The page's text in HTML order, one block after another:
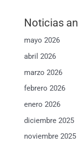
Noticias
mayo 2026
abril 2026
marzo 2026
febrero 2026
enero 2026
diciembre 2025
noviembre 2025